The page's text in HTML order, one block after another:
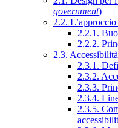
government)
2.2.
2.2.1.
2.2.2.
2.3. Accessibilità
2.3.1.
2.3.2.
2.3.3.
2.3.4.
2.3.5.